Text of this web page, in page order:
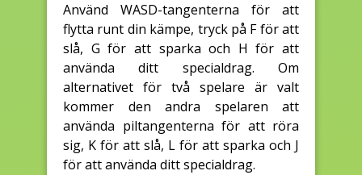
Använd WASD-tangenterna för att
flytta runt din kämpe, tryck på F för att
slå, G för att sparka och H för att
använda ditt specialdrag. Om
alternativet för två spelare är valt
kommer den andra spelaren att
använda piltangenterna för att röra
sig, K för att slå, L för att sparka och J
för att använda ditt specialdrag.